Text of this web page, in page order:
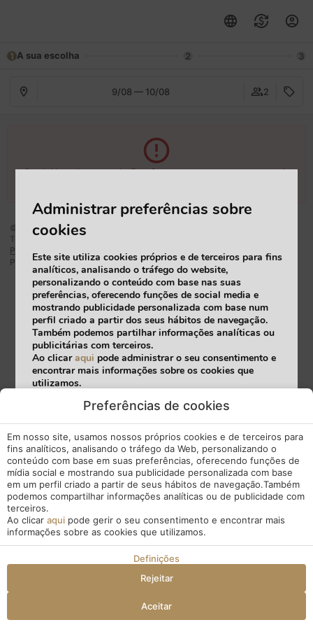
1 A sua escolha 2 3
9/08 — 10/08 2
Opa! Algo deu errado.Por favor, tente novamente mais
© 2026 Sociedade Hoteleira de Turismo Sotelmo, S.A..
Todos os direitos reservados.
Política De Privacidade
Powered by mirai
Administrar preferências sobre
cookies
Este site utiliza cookies próprios e de terceiros para fins
analíticos, analisando o tráfego do website,
personalizando o conteúdo com base nas suas
preferências, oferecendo funções de social media e
mostrando publicidade personalizada com base num
perfil criado a partir dos seus hábitos de navegação.
Também podemos partilhar informações analíticas ou
publicitárias com terceiros.
Ao clicaraqui pode administrar o seu consentimento e
encontrar mais informações sobre os cookies que
utilizamos.
Aceitar Configurações
Preferências de cookies
Em nosso site, usamos nossos próprios cookies e de terceiros para
fins analíticos, analisando o tráfego da Web, personalizando o
conteúdo com base em suas preferências, oferecendo funções de
mídia social e mostrando sua publicidade personalizada com base
em um perfil criado a partir de seus hábitos de navegação.Também
podemos compartilhar informações analíticas ou de publicidade com
terceiros.
Ao clicar aqui pode gerir o seu consentimento e encontrar mais
informações sobre as cookies que utilizamos.
Definições
Rejeitar
Aceitar